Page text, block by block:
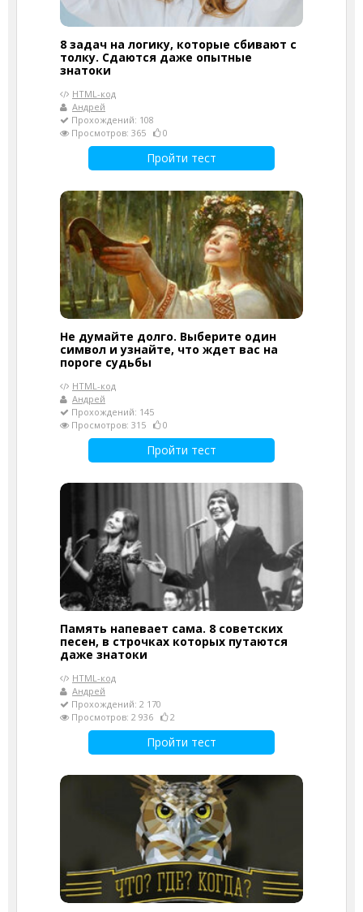
8 задач на логику, которые сбивают с
толку. Сдаются даже опытные
знатоки
HTML-код
Андрей
Прохождений: 108
Просмотров: 365
0
Пройти тест
Не думайте долго. Выберите один
символ и узнайте, что ждет вас на
пороге судьбы
HTML-код
Андрей
Прохождений: 145
Просмотров: 315
0
Пройти тест
Память напевает сама. 8 советских
песен, в строчках которых путаются
даже знатоки
HTML-код
Андрей
Прохождений: 2 170
Просмотров: 2 936
2
Пройти тест